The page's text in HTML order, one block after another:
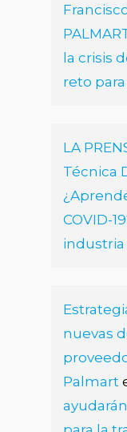
la crisis
reto
LA
Técnica
COVID-
industria
nuevas
Palmart